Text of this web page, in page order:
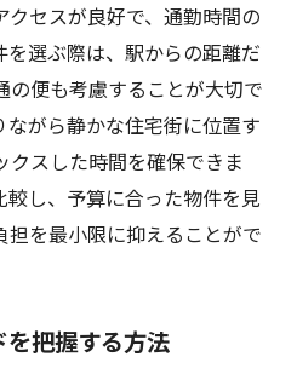
すべき専門的な知識
産市場の最新情報
つけるべきポイント
びで役立つアドバイス
件選びのコツ
視すべき不動産要素
不動産相場を知る
セスが良好で、通勤時間の
選ぶ際は、駅からの距離だ
の便も考慮することが大切で
がら静かな住宅街に位置す
クスした時間を確保できま
し、予算に合った物件を見
を最小限に抑えることがで
把握する方法